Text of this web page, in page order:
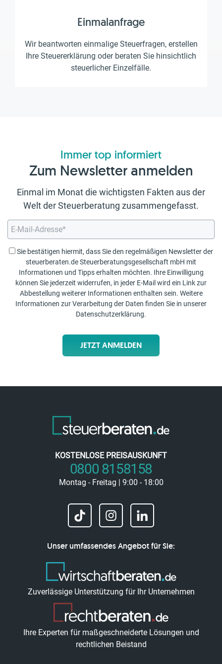
Einmalanfrage
Wir beantworten einmalige Steuerfragen, erstellen
Ihre Steuererklärung oder beraten Sie hinsichtlich
steuerlicher Einzelfälle.
Immer top informiert
Zum Newsletter anmelden
Einmal im Monat die wichtigsten Fakten aus der
Welt der Steuerberatung zusammengefasst.
Sie bestätigen hiermit, dass Sie den regelmäßigen Newsletter der
steuerberaten.de Steuerberatungsgesellschaft mbH mit
Informationen und Tipps erhalten möchten. Ihre Einwilligung
können Sie jederzeit widerrufen, in jeder E-Mail wird ein Link zur
Abbestellung weiterer Informationen enthalten sein. Weitere
Informationen zur Verarbeitung der Daten finden Sie in unserer
Datenschutzerklärung.
JETZT ANMELDEN
KOSTENLOSE PREISAUSKUNFT
0800 8158158
Montag - Freitag | 9:00 - 18:00
Unser umfassendes Angebot für Sie:
Zuverlässige Unterstützung für Ihr Unternehmen
Ihre Experten für maßgeschneiderte Lösungen und
rechtlichen Beistand